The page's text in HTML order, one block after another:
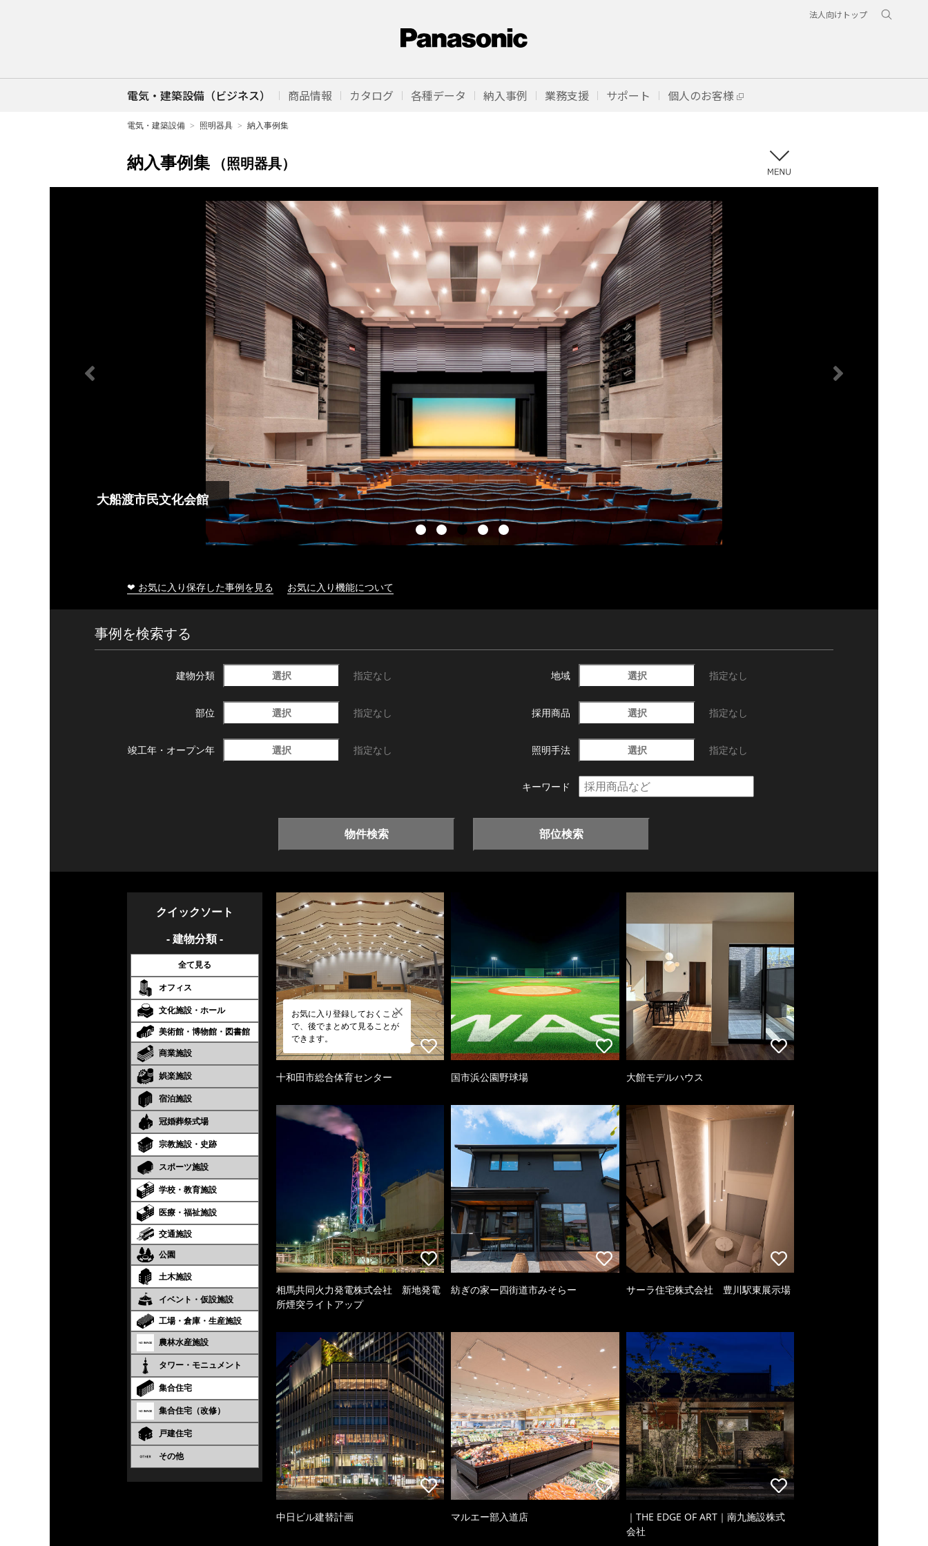
法人向けトップ
電気・建築設備（ビジネス） 商品情報 カタログ 各種データ 納入事例 業務支援 サポート 個人のお客様
電気・建築設備 照明器具 納入事例集
納入事例集 （照明器具）
大船渡市民文化会館
❤ お気に入り保存した事例を見る お気に入り機能について
事例を検索する
建物分類 選択 指定なし 地域 選択 指定なし
部位 選択 指定なし 採用商品 選択 指定なし
竣工年・ オープン年 選択 指定なし 照明手法 選択 指定なし
キーワード
物件検索 部位検索
クイックソート
- 建物分類 -
全て見る
オフィス
文化施設・ホール
美術館・博物館・図書館
商業施設
娯楽施設
宿泊施設
冠婚葬祭式場
宗教施設・史跡
スポーツ施設
学校・教育施設
医療・福祉施設
交通施設
公園
土木施設
イベント・仮設施設
工場・倉庫・生産施設
農林水産施設
タワー・モニュメント
集合住宅
集合住宅（改修）
戸建住宅
その他
お気に入り登録しておくこと
で、後でまとめて見ることが
できます。
十和田市総合体育センター 国市浜公園野球場 大館モデルハウス
相馬共同火力発電株式会社 新地発電
所煙突ライトアップ
紡ぎの家ー四街道市みそらー サーラ住宅株式会社 豊川駅東展示場
中日ビル建替計画 マルエー部入道店
｜THE EDGE OF ART｜南九施設株式
会社